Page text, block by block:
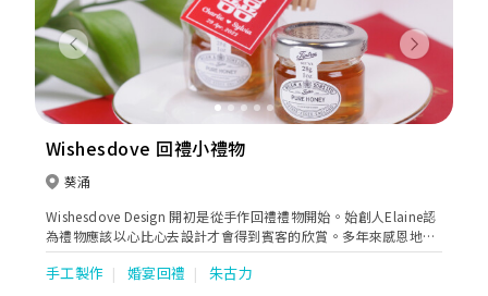
Previous Next
Wishesdove 回禮小禮物
葵涌
Wishesdove Design 開初是從手作回禮禮物開始。始創人Elaine認
為禮物應該以心比心去設計才會得到賓客的欣賞。多年來感恩地得
到不少客人的認同而公司亦邁向更多元化。
手工製作 婚宴回禮 朱古力